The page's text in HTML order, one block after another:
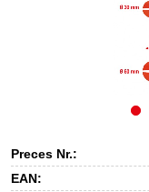
Preces Nr.:
EAN: